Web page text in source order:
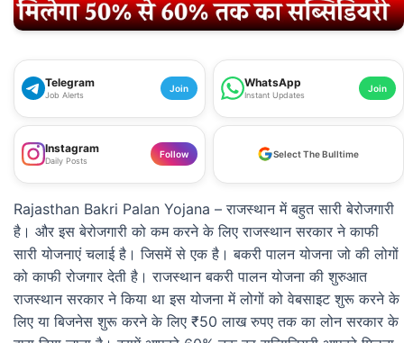
Telegram
Job Alerts
Join WhatsApp
Instant Updates
Join
Instagram
Daily Posts
Follow Select The Bulltime
Rajasthan Bakri Palan Yojana – राजस्थान में बहुत सारी बेरोजगारी
है। और इस बेरोजगारी को कम करने के लिए राजस्थान सरकार ने काफी
सारी योजनाएं चलाई है। जिसमें से एक है। बकरी पालन योजना जो की लोगों
को काफी रोजगार देती है। राजस्थान बकरी पालन योजना की शुरुआत
राजस्थान सरकार ने किया था इस योजना में लोगों को वेबसाइट शुरू करने के
लिए या बिजनेस शुरू करने के लिए ₹50 लाख रुपए तक का लोन सरकार के